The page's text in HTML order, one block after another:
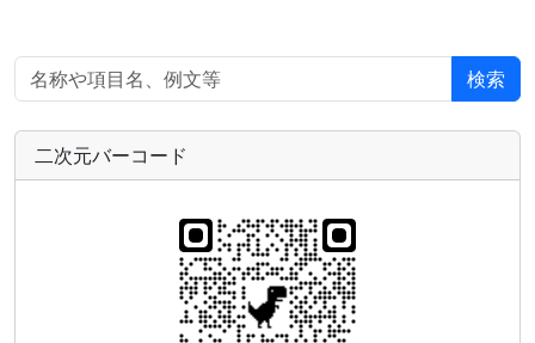
検索
二次元バーコード